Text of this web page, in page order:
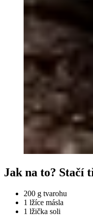
Jak na to? Stačí
200 g tvarohu
1 lžíce másla
1 lžička soli